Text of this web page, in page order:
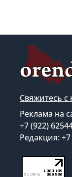
Свяжитесь с
Реклама на
+7 (922)
Редакция: